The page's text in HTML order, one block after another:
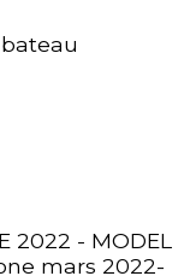
2022 - MODEL
mars 2022-